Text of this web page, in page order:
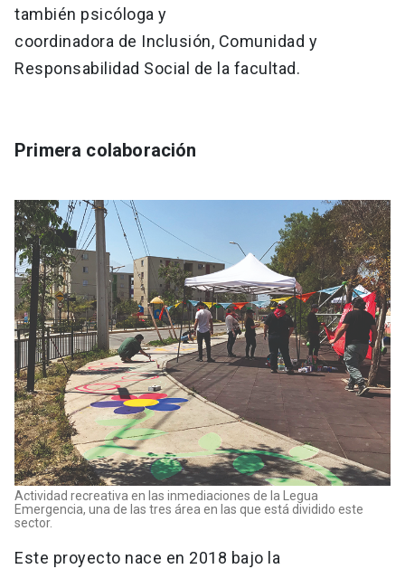
también psicóloga y
coordinadora de Inclusión, Comunidad y
Responsabilidad Social de la facultad.
Primera colaboración
Actividad recreativa en las inmediaciones de la Legua
Emergencia, una de las tres área en las que está dividido este
sector.
Este proyecto nace en 2018 bajo la